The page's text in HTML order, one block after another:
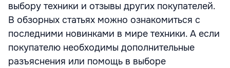
выбору техники и отзывы других покупателей.
В обзорных статьях можно ознакомиться с
последними новинками в мире техники. А если
покупателю необходимы дополнительные
разъяснения или помощь в выборе